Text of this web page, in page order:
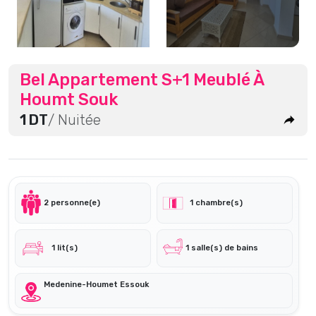
Bel Appartement S+1 Meublé À
Houmt Souk
1 DT/ Nuitée
2 personne(e) 1 chambre(s)
1 lit(s) 1 salle(s) de bains
Medenine-Houmet Essouk